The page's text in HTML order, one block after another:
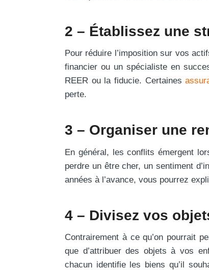
2 – Établissez une
Pour réduire l’imposition sur vos
financier ou un spécialiste en
REER ou la fiducie. Certaines
perte.
3 – Organiser une
En général, les conflits émergent
perdre un être cher, un sentiment
années à l’avance, vous pourrez
4 – Divisez vos
Contrairement à ce qu’on pourrait
que d’attribuer des objets à vos
chacun identifie les biens qu’il